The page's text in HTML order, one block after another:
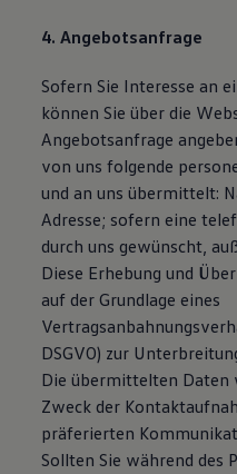
4. Angebotsanfrage
Sofern Sie Interesse an
können Sie über die
Angebotsanfrage
von uns folgende
und an uns übermittelt:
Adresse; sofern eine
durch uns gewünscht,
Diese Erhebung und
auf der Grundlage eines
DSGVO) zur
Die übermittelten Daten
Zweck der
präferierten
Sollten Sie während des